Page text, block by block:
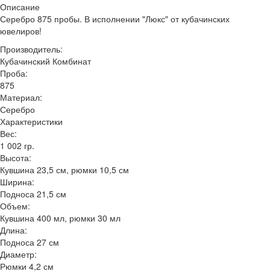
Описание
Серебро 875 пробы. В исполнении "Люкс" от кубачинских
ювелиров!
Производитель:
Кубачинский Комбинат
Проба:
875
Материал:
Серебро
Характеристики
Вес:
1 002 гр.
Высота:
Кувшина 23,5 см, рюмки 10,5 см
Ширина:
Подноса 21,5 см
Объем:
Кувшина 400 мл, рюмки 30 мл
Длина:
Подноса 27 см
Диаметр:
Рюмки 4,2 см